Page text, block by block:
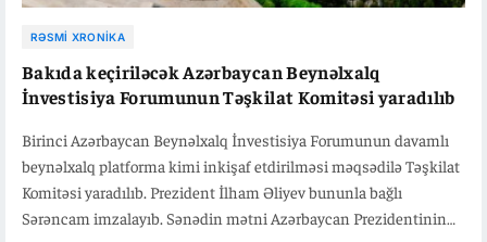
RƏSMI XRONIKA
Bakıda keçiriləcək Azərbaycan Beynəlxalq
İnvestisiya Forumunun Təşkilat Komitəsi yaradılıb
Birinci Azərbaycan Beynəlxalq İnvestisiya Forumunun davamlı
beynəlxalq platforma kimi inkişaf etdirilməsi məqsədilə Təşkilat
Komitəsi yaradılıb. Prezident İlham Əliyev bununla bağlı
Sərəncam imzalayıb. Sənədin mətni Azərbaycan Prezidentinin